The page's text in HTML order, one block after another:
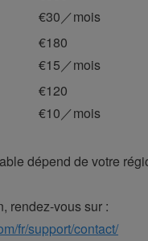
€30／mois
€180
€15／mois
€120
€10／mois
dépend de votre
rendez-vous sur :
fr/support/contact/